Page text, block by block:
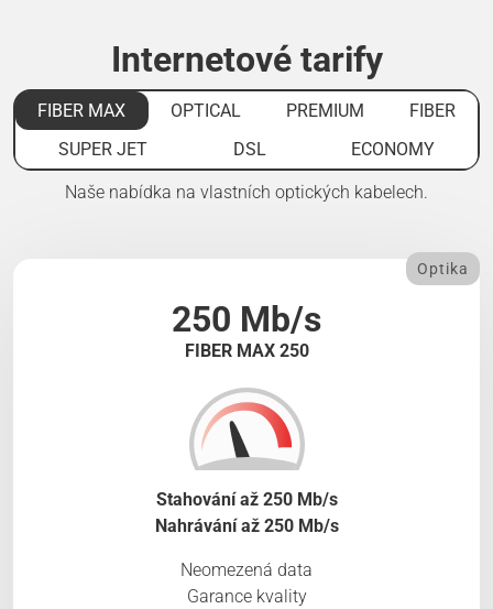
Internetové tarify
FIBER MAX OPTICAL PREMIUM
FIBER
SUPER JET
DSL ECONOMY
Naše nabídka na vlastních optických kabelech.
250 Mb/s
FIBER MAX 250
Optika
Stahování až 250 Mb/s
Nahrávání až 250 Mb/s
Neomezená data
Garance kvality